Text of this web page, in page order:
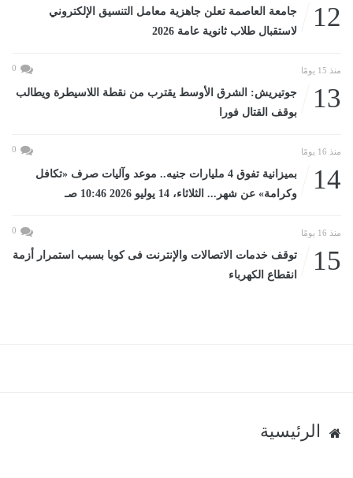
12
جامعة العاصمة تعلن جاهزية معامل التنسيق الإلكتروني
لاستقبال طلاب ثانوية عامة 2026
منذ 15 يومًا 0
13
جوتيريش: الشرق الأوسط يقترب من نقطة اللاسيطرة ويطالب
بوقف القتال فورا
منذ 16 يومًا 0
14
بميزانية تفوق 4 مليارات جنيه.. موعد وآليات صرف «تكافل
وكرامة» عن شهر... الثلاثاء، 14 يوليو 2026 10:46 صـ
منذ 16 يومًا 0
15
توقف خدمات الاتصالات والإنترنت فى كوبا بسبب استمرار أزمة
انقطاع الكهرباء
الرئيسية